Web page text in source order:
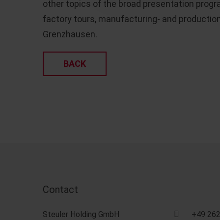
other topics of the broad presentation
factory tours, manufacturing- and
Grenzhausen.
BACK
Contact
Steuler Holding GmbH +49